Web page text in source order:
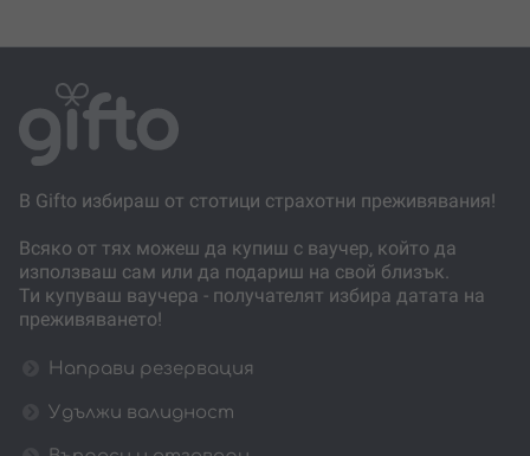
В Gifto избираш от стотици страхотни преживявания!
Всяко от тях можеш да купиш с ваучер, който да
използваш сам или да подариш на свой близък.
Ти купуваш ваучера - получателят избира датата на
преживяването!
Направи резервация
Удължи валидност